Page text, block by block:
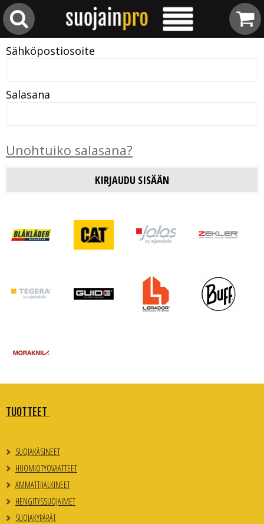
Sähköpostiosoite
Salasana
Unohtuiko salasana?
KIRJAUDU SISÄÄN
TUOTTEET
SUOJAKÄSINEET
HUOMIOTYÖVAATTEET
AMMATTIJALKINEET
HENGITYSSUOJAIMET
SUOJAKYPÄRÄT